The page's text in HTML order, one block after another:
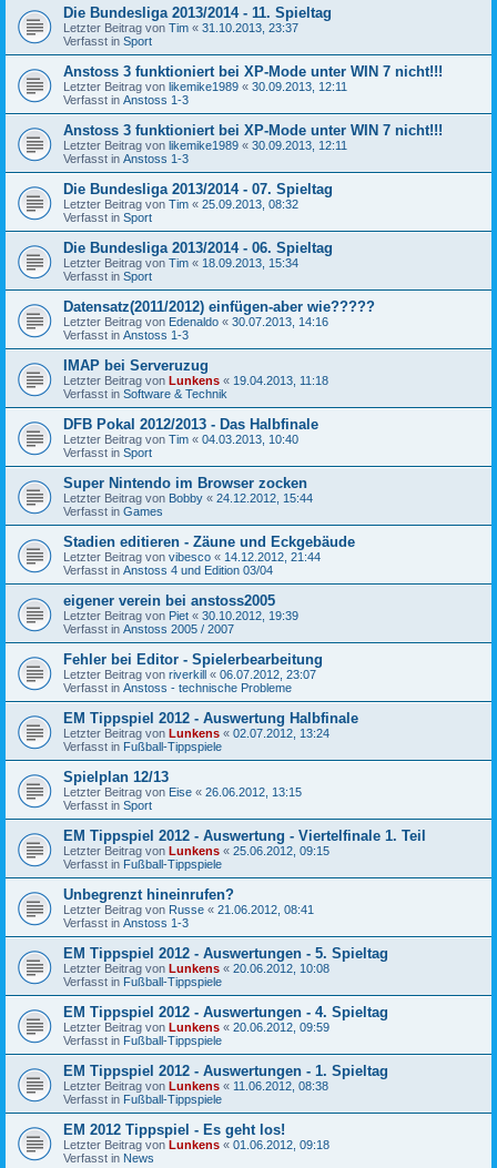
Die Bundesliga 2013/2014 - 11. Spieltag
Letzter Beitrag von Tim « 31.10.2013, 23:37
Verfasst in Sport
Anstoss 3 funktioniert bei XP-Mode unter WIN 7 nicht!!!
Letzter Beitrag von likemike1989 « 30.09.2013, 12:11
Verfasst in Anstoss 1-3
Anstoss 3 funktioniert bei XP-Mode unter WIN 7 nicht!!!
Letzter Beitrag von likemike1989 « 30.09.2013, 12:11
Verfasst in Anstoss 1-3
Die Bundesliga 2013/2014 - 07. Spieltag
Letzter Beitrag von Tim « 25.09.2013, 08:32
Verfasst in Sport
Die Bundesliga 2013/2014 - 06. Spieltag
Letzter Beitrag von Tim « 18.09.2013, 15:34
Verfasst in Sport
Datensatz(2011/2012) einfügen-aber wie?????
Letzter Beitrag von Edenaldo « 30.07.2013, 14:16
Verfasst in Anstoss 1-3
IMAP bei Serveruzug
Letzter Beitrag von Lunkens « 19.04.2013, 11:18
Verfasst in Software & Technik
DFB Pokal 2012/2013 - Das Halbfinale
Letzter Beitrag von Tim « 04.03.2013, 10:40
Verfasst in Sport
Super Nintendo im Browser zocken
Letzter Beitrag von Bobby « 24.12.2012, 15:44
Verfasst in Games
Stadien editieren - Zäune und Eckgebäude
Letzter Beitrag von vibesco « 14.12.2012, 21:44
Verfasst in Anstoss 4 und Edition 03/04
eigener verein bei anstoss2005
Letzter Beitrag von Piet « 30.10.2012, 19:39
Verfasst in Anstoss 2005 / 2007
Fehler bei Editor - Spielerbearbeitung
Letzter Beitrag von riverkill « 06.07.2012, 23:07
Verfasst in Anstoss - technische Probleme
EM Tippspiel 2012 - Auswertung Halbfinale
Letzter Beitrag von Lunkens « 02.07.2012, 13:24
Verfasst in Fußball-Tippspiele
Spielplan 12/13
Letzter Beitrag von Eise « 26.06.2012, 13:15
Verfasst in Sport
EM Tippspiel 2012 - Auswertung - Viertelfinale 1. Teil
Letzter Beitrag von Lunkens « 25.06.2012, 09:15
Verfasst in Fußball-Tippspiele
Unbegrenzt hineinrufen?
Letzter Beitrag von Russe « 21.06.2012, 08:41
Verfasst in Anstoss 1-3
EM Tippspiel 2012 - Auswertungen - 5. Spieltag
Letzter Beitrag von Lunkens « 20.06.2012, 10:08
Verfasst in Fußball-Tippspiele
EM Tippspiel 2012 - Auswertungen - 4. Spieltag
Letzter Beitrag von Lunkens « 20.06.2012, 09:59
Verfasst in Fußball-Tippspiele
EM Tippspiel 2012 - Auswertungen - 1. Spieltag
Letzter Beitrag von Lunkens « 11.06.2012, 08:38
Verfasst in Fußball-Tippspiele
EM 2012 Tippspiel - Es geht los!
Letzter Beitrag von Lunkens « 01.06.2012, 09:18
Verfasst in News